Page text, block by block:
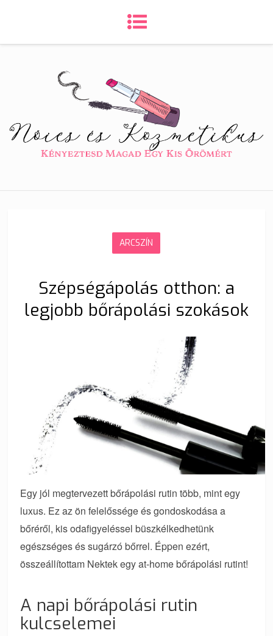
ARCSZÍN
Szépségápolás otthon: a
legjobb bőrápolási szokások
Egy jól megtervezett bőrápolási rutin több, mint egy
luxus. Ez az ön felelőssége és gondoskodása a
bőréről, kis odafigyeléssel büszkélkedhetünk
egészséges és sugárzó bőrrel. Éppen ezért,
összeállítottam Nektek egy at-home bőrápolási rutint!
A napi bőrápolási rutin
kulcselemei